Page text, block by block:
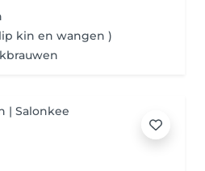
kin en wangen )